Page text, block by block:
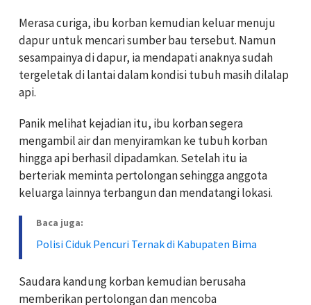
Merasa curiga, ibu korban kemudian keluar menuju
dapur untuk mencari sumber bau tersebut. Namun
sesampainya di dapur, ia mendapati anaknya sudah
tergeletak di lantai dalam kondisi tubuh masih dilalap
api.
Panik melihat kejadian itu, ibu korban segera
mengambil air dan menyiramkan ke tubuh korban
hingga api berhasil dipadamkan. Setelah itu ia
berteriak meminta pertolongan sehingga anggota
keluarga lainnya terbangun dan mendatangi lokasi.
Baca juga:
Polisi Ciduk Pencuri Ternak di Kabupaten Bima
Saudara kandung korban kemudian berusaha
memberikan pertolongan dan mencoba